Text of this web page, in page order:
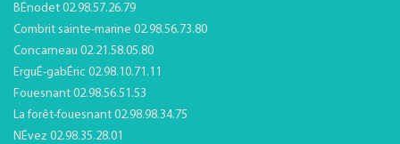
BÉnodet 02.98.57.26.79
Combrit sainte-marine 02.98.56.73.80
Concarneau 02.21.58.05.80
ErguÉ-gabÉric 02.98.10.71.11
Fouesnant 02.98.56.51.53
La forêt-fouesnant 02.98.98.34.75
NÉvez 02.98.35.28.01